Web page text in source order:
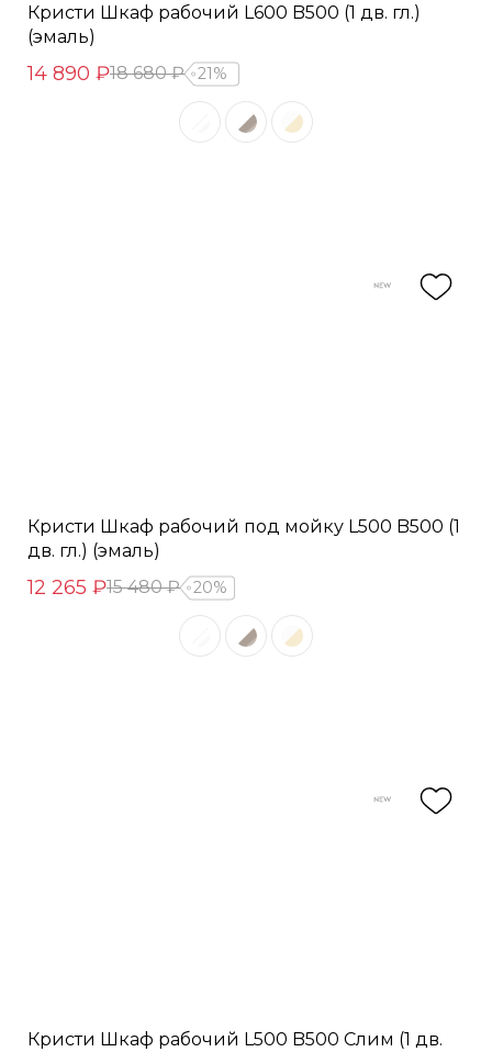
Кристи Шкаф рабочий L600 B500 (1 дв. гл.)
(эмаль)
14 890 ₽18 680 ₽ 21%
Кристи Шкаф рабочий под мойку L500 B500 (1
дв. гл.) (эмаль)
12 265 ₽15 480 ₽ 20%
Кристи Шкаф рабочий L500 B500 Слим (1 дв.